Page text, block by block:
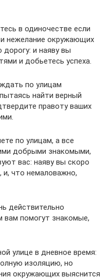
в одиночестве если
нежелание окружающих
и наяву вы
и добьетесь успеха.
по улицам
найти верный
правоту ваших
по улицам, а все
добрыми знакомыми,
вас: наяву вы скоро
и, что немаловажно,
действительно
вам помогут знакомые,
улице в дневное время:
изоляцию, но
окружающих выяснится